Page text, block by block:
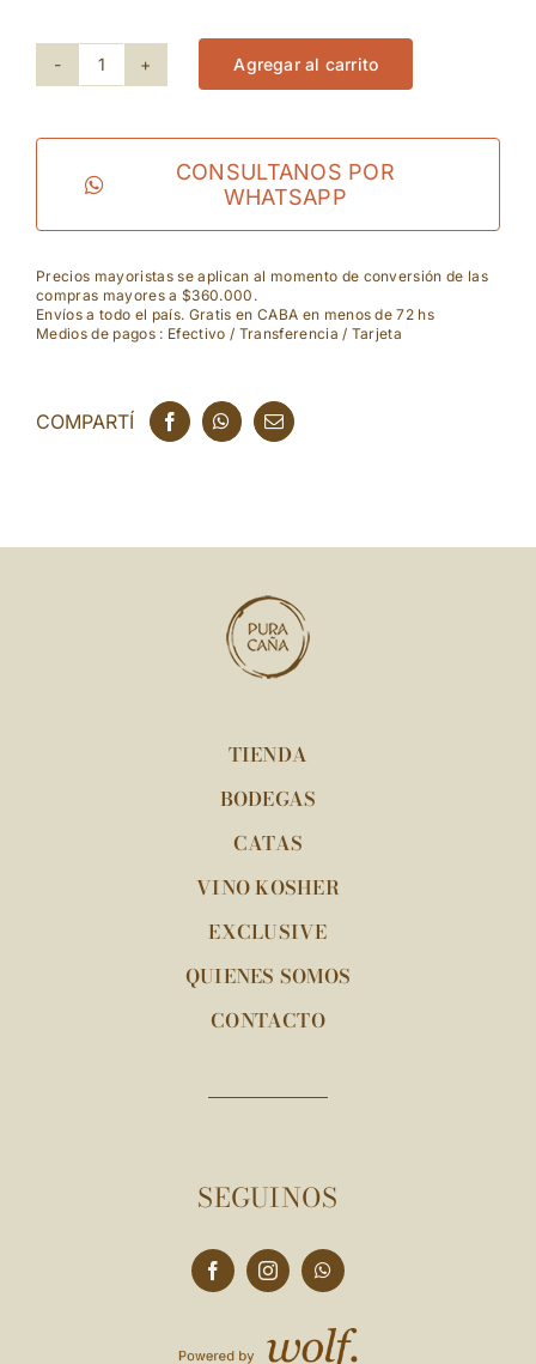
Chateau
-
Cru
cantidad
Agregar al carrito
CONSULTANOS POR
WHATSAPP
Precios mayoristas se aplican al momento de conversión de las
compras mayores a $360.000.
Envíos a todo el país. Gratis en CABA en menos de 72 hs
Medios de pagos : Efectivo / Transferencia / Tarjeta
COMPARTÍ
TIENDA
BODEGAS
CATAS
VINO KOSHER
EXCLUSIVE
QUIENES SOMOS
CONTACTO
SEGUINOS